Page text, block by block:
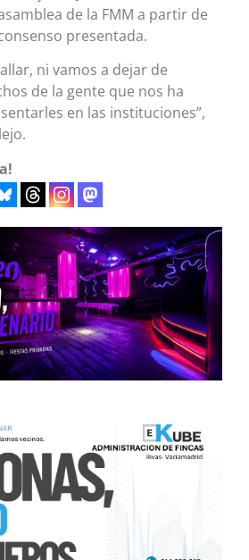
de la FMM a partir de
presentada.
ni vamos a dejar de
de la gente que nos ha
en las instituciones”,